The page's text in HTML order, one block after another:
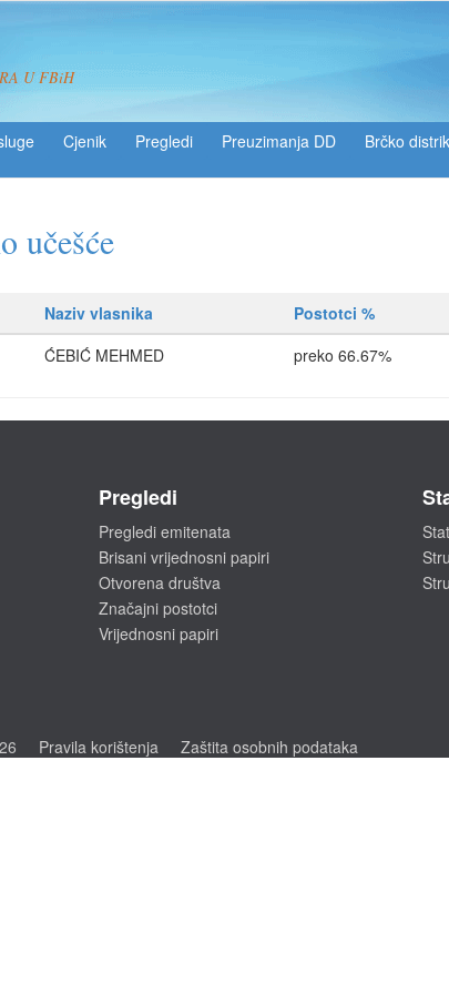
U FBiH
Pregledi Preuzimanja DD Brčko
učešće
Naziv vlasnika Postotci %
ĆEBIĆ MEHMED preko 66.67%
Pregledi
Pregledi emitenata
Brisani vrijednosni papiri
Otvorena društva
Značajni postotci
Vrijednosni papiri
Pravila korištenja Zaštita osobnih podataka